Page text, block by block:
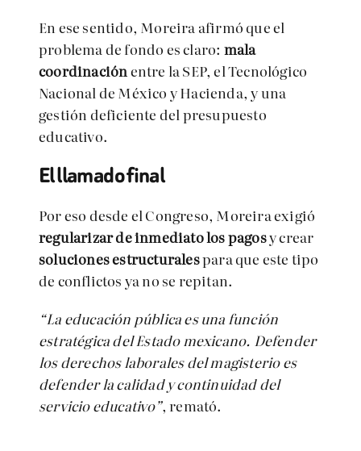
En ese sentido, Moreira afirmó que el
problema de fondo es claro: mala
coordinación entre la SEP, el Tecnológico
Nacional de México y Hacienda, y una
gestión deficiente del presupuesto
educativo.
El llamado final
Por eso desde el Congreso, Moreira exigió
regularizar de inmediato los pagosy crear
soluciones estructuralespara que este tipo
de conflictos ya no se repitan.
“La educación pública es una función
estratégica del Estado mexicano. Defender
los derechos laborales del magisterio es
defender la calidad y continuidad del
servicio educativo”, remató.